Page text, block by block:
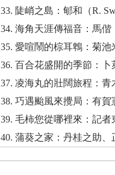
33. 陡峭之島：郇和（R.
34. 海角天涯傳福音：馬偕
35. 愛喧鬧的棕耳鵯：菊
36. 百合花盛開的季節：卜
37. 凌海丸的壯闊旅程：
38. 巧遇颱風來攪局：有
39. 毛柿您從哪裡來：記
40. 蒲葵之家：丹桂之助